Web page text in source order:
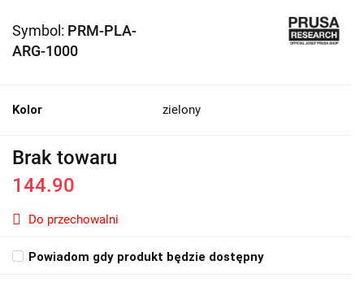
Symbol: PRM-PLA-
ARG-1000
Kolor zielony
Brak towaru
144.90
Do przechowalni
Powiadom gdy produkt będzie dostępny